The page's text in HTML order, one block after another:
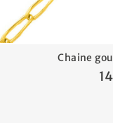
Chaine